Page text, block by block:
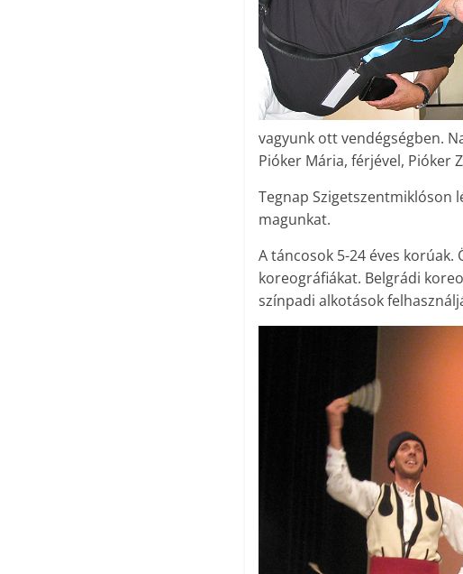
vagyunk ott vendégségben.
Pióker Mária, férjével, Pióker
Tegnap
magunkat.
A táncosok 5-24 éves
koreográfiákat. Belgrádi
színpadi alkotások